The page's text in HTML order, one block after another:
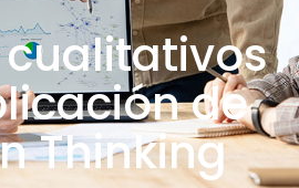
cualitativos
de
Thinking